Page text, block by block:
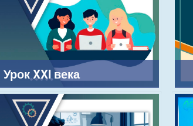
Урок XXI века